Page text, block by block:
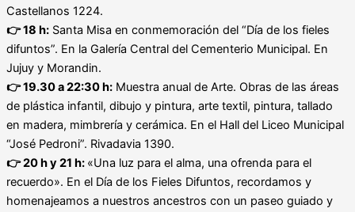
Castellanos 1224.
👉 18 h: Santa Misa en conmemoración del “Día de los fieles
difuntos”. En la Galería Central del Cementerio Municipal. En
Jujuy y Morandin.
👉 19.30 a 22:30 h: Muestra anual de Arte. Obras de las áreas
de plástica infantil, dibujo y pintura, arte textil, pintura, tallado
en madera, mimbrería y cerámica. En el Hall del Liceo Municipal
“José Pedroni”. Rivadavia 1390.
👉20 h y 21 h: «Una luz para el alma, una ofrenda para el
recuerdo». En el Día de los Fieles Difuntos, recordamos y
homenajeamos a nuestros ancestros con un paseo guiado y